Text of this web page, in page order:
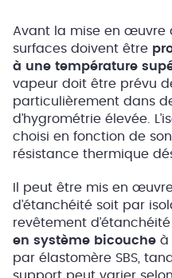
Avant la mise en œuvre
surfaces doivent être
à une température
vapeur doit être prévu
particulièrement dans
d’hygrométrie élevée.
choisi en fonction de
résistance thermique
Il peut être mis en
d’étanchéité soit par
revêtement
en système bicouche à
par élastomère SBS,